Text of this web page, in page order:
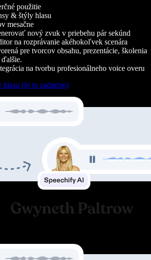
použitie
& štýly hlasu
mesačne
nový zvuk v priebehu pár sekúnd
na rozprávanie akéhokoľvek scenára
pre tvorcov obsahu, prezentácie, školenia
na tvorbu profesionálneho voice overu
(Je to zadarmo)